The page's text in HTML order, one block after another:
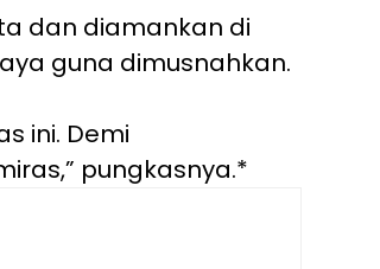
dan diamankan di
guna dimusnahkan.
ini. Demi
pungkasnya.*